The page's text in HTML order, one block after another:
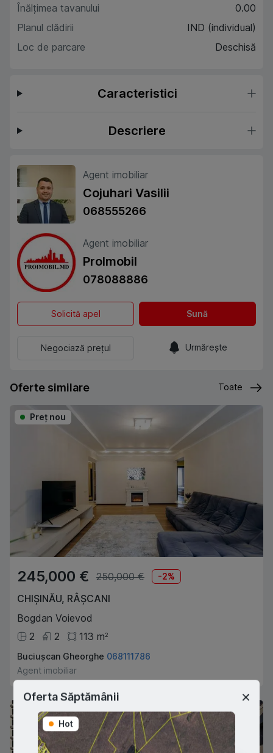
Înălțimea tavanului
0.00
Planul clădirii
IND (individual)
Loc de parcare
Deschisă
Caracteristici
Descriere
Agent imobiliar
Cojuhari Vasilii
068555266
Agent imobiliar
ProImobil
078088886
Solicită apel Sună
Negociază prețul Urmărește
Oferte similare Toate
Preţ nou
245,000 € 250,000 € -2%
CHIȘINĂU, RÂȘCANI
Bogdan Voievod
2
2 113 m2
Buciușcan Gheorghe 068111786
Agent imobiliar
Oferta Săptămânii
Hot Hot